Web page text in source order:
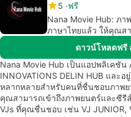
5 ฟรี
Nana Movie Hub: ภ
ภาษาไทยแล้ว ให้คุณสา
ดาวน์โหลดฟรี
Nana Movie Hub เป็นแอปพลิเคชั
INNOVATIONS DELIN HUB แล
หลากหลายสำหรับคนที่ชื่นชอบภาพ
คุณสามารถเข้าถึงภาพยนตร์และซีรี
VJs ที่คุณชื่นชอบ เช่น VJ JUNIOR,